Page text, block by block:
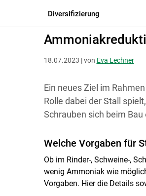
Diversifizierung
LK Oberösterreich Bauen, Energie &
18.07.2023 | von Eva Lechner
Ein neues Ziel im
Rolle dabei der Stall
Schrauben sich beim
Welche Vorgaben für
Ob im Rinder-, Schweine-,
wenig Ammoniak wie
Vorgaben. Hier die Details